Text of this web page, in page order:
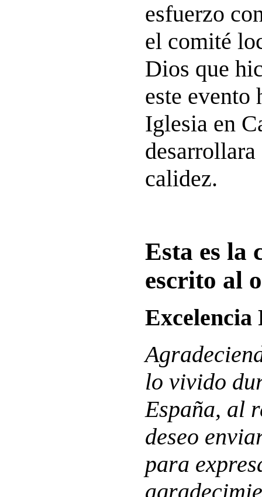
esfuerzo
el comité
Dios que
este evento
Iglesia en
calidez.
Esta es la
escrito al
Excelencia
lo vivido
España, al
deseo
para